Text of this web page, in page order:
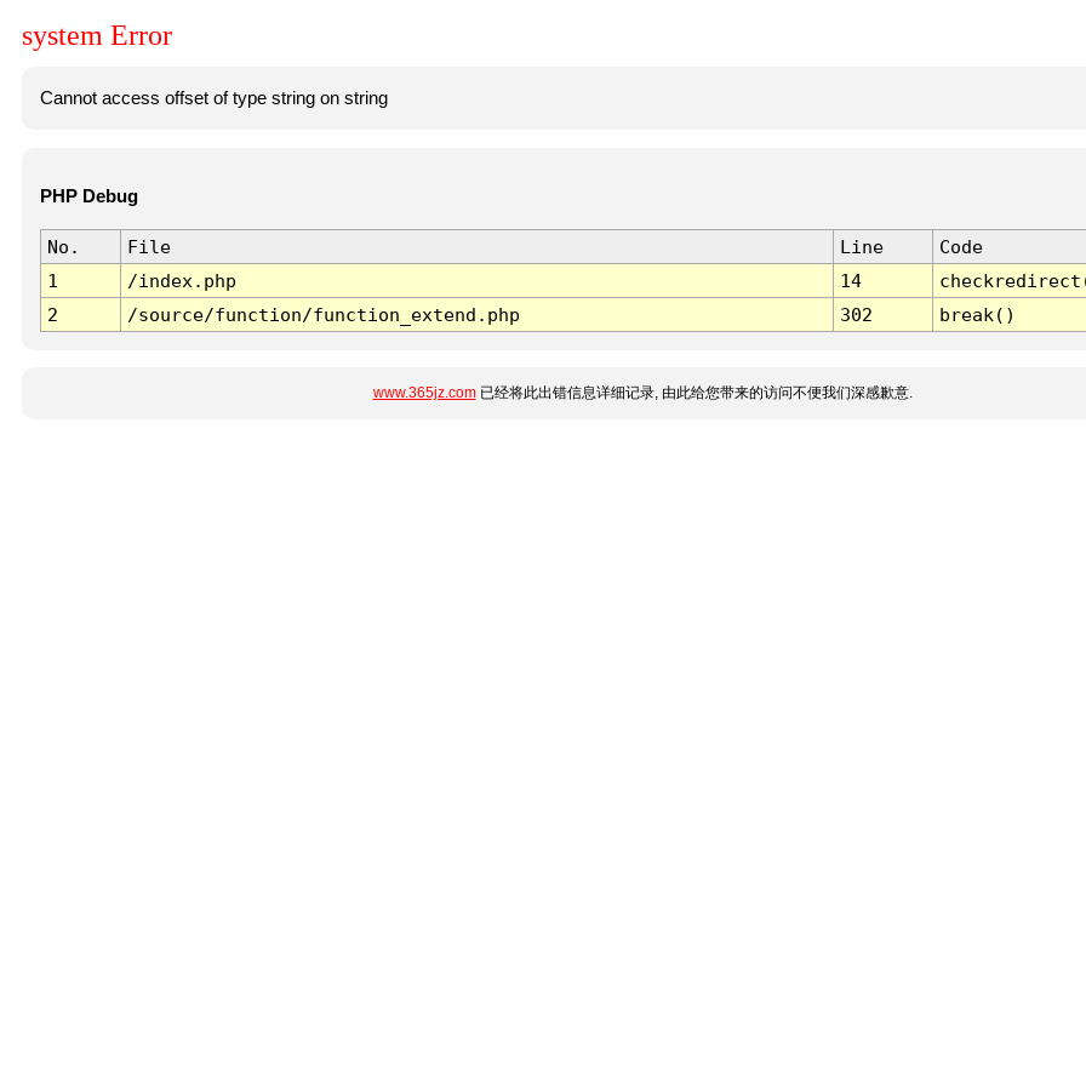
system Error
Cannot access offset of type string on string
PHP Debug
No. File Line
Code
1
/index.php 14
2
/source/function/function_extend.php 302 break()
www.365jz.com已经将此出错信息详细记录, 由此给您带来的访问不便我们深感歉意.